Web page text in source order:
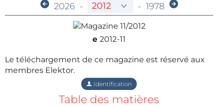
2026 - - 1978
e 2012-11
Le téléchargement de ce magazine est réservé aux
membres Elektor.
Identification
Table des matières